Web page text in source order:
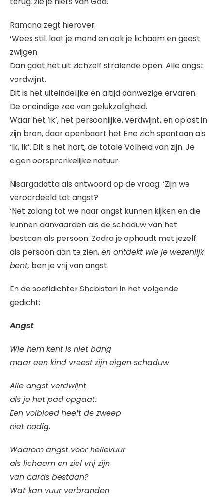
Ramana zegt hierover:
‘Wees stil, laat je mond en ook je lichaam en geest
zwijgen.
Dan gaat het uit zichzelf stralende open. Alle angst
verdwijnt.
Dit is het uiteindelijke en altijd aanwezige ervaren.
De oneindige zee van gelukzaligheid.
Waar het ‘ik’, het persoonlijke, verdwijnt, en oplost in
zijn bron, daar openbaart het Ene zich spontaan als
‘Ik, Ik’. Dit is het hart, de totale Volheid van zijn. Je
eigen oorspronkelijke natuur.
Nisargadatta als antwoord op de vraag: ‘Zijn we
veroordeeld tot angst?
‘Net zolang tot we naar angst kunnen kijken en die
kunnen aanvaarden als de schaduw van het
bestaan als persoon. Zodra je ophoudt met jezelf
als persoon aan te zien,en ontdekt wie je wezenlijk
bent, ben je vrij van angst.
En de soefidichter Shabistari in het volgende
gedicht:
Angst
Wie hem kent is niet bang
maar een kind vreest zijn eigen schaduw
Alle angst verdwijnt
als je het pad opgaat.
Een volbloed heeft de zweep
niet nodig.
Waarom angst voor hellevuur
als lichaam en ziel vrij zijn
van aards bestaan?
Wat kan vuur verbranden